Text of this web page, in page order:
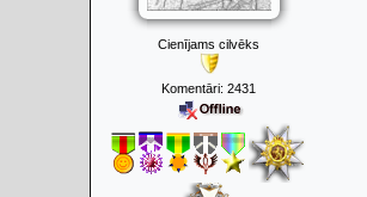
Cienījams cilvēks
Komentāri: 2431